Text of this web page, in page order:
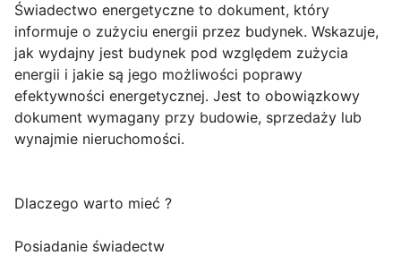
Świadectwo energetyczne to dokument, który
informuje o zużyciu energii przez budynek. Wskazuje,
jak wydajny jest budynek pod względem zużycia
energii i jakie są jego możliwości poprawy
efektywności energetycznej. Jest to obowiązkowy
dokument wymagany przy budowie, sprzedaży lub
wynajmie nieruchomości.
Dlaczego warto mieć ?
Posiadanie świadectw